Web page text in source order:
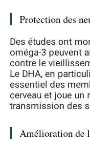
Protection des
Des études ont
oméga-3 peuvent
contre le
Le DHA, en
essentiel des
cerveau et joue un
transmission des
Amélioration de